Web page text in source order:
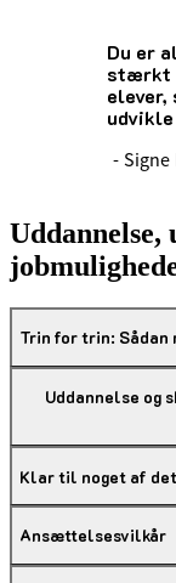
Du er
stærkt
elever,
udvikle
-
Trin for trin:
Uddannelse og
Klar til noget af
Ansættelsesvilkår